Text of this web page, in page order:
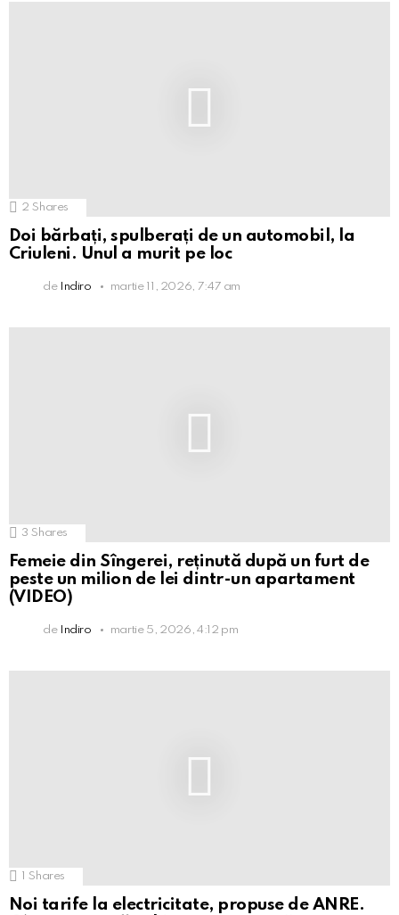
2 Shares
Doi bărbați, spulberați de un automobil, la
Criuleni. Unul a murit pe loc
de Indiro martie 11, 2026, 7:47 am
3 Shares
Femeie din Sîngerei, reținută după un furt de
peste un milion de lei dintr-un apartament
(VIDEO)
de Indiro martie 5, 2026, 4:12 pm
1 Shares
Noi tarife la electricitate, propuse de ANRE.